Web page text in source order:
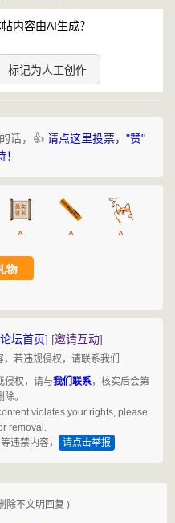
内容由AI生成？
标记为人工创作
话，👍 请点这里投票，"赞"
^ ^ ^
坛首页] [邀请互动]
若违规侵权，请联系我们
侵权，请与我们联系，核实后会第
。
violates your rights, please
removal.
违禁内容，
请点击举报
除不文明回复 )